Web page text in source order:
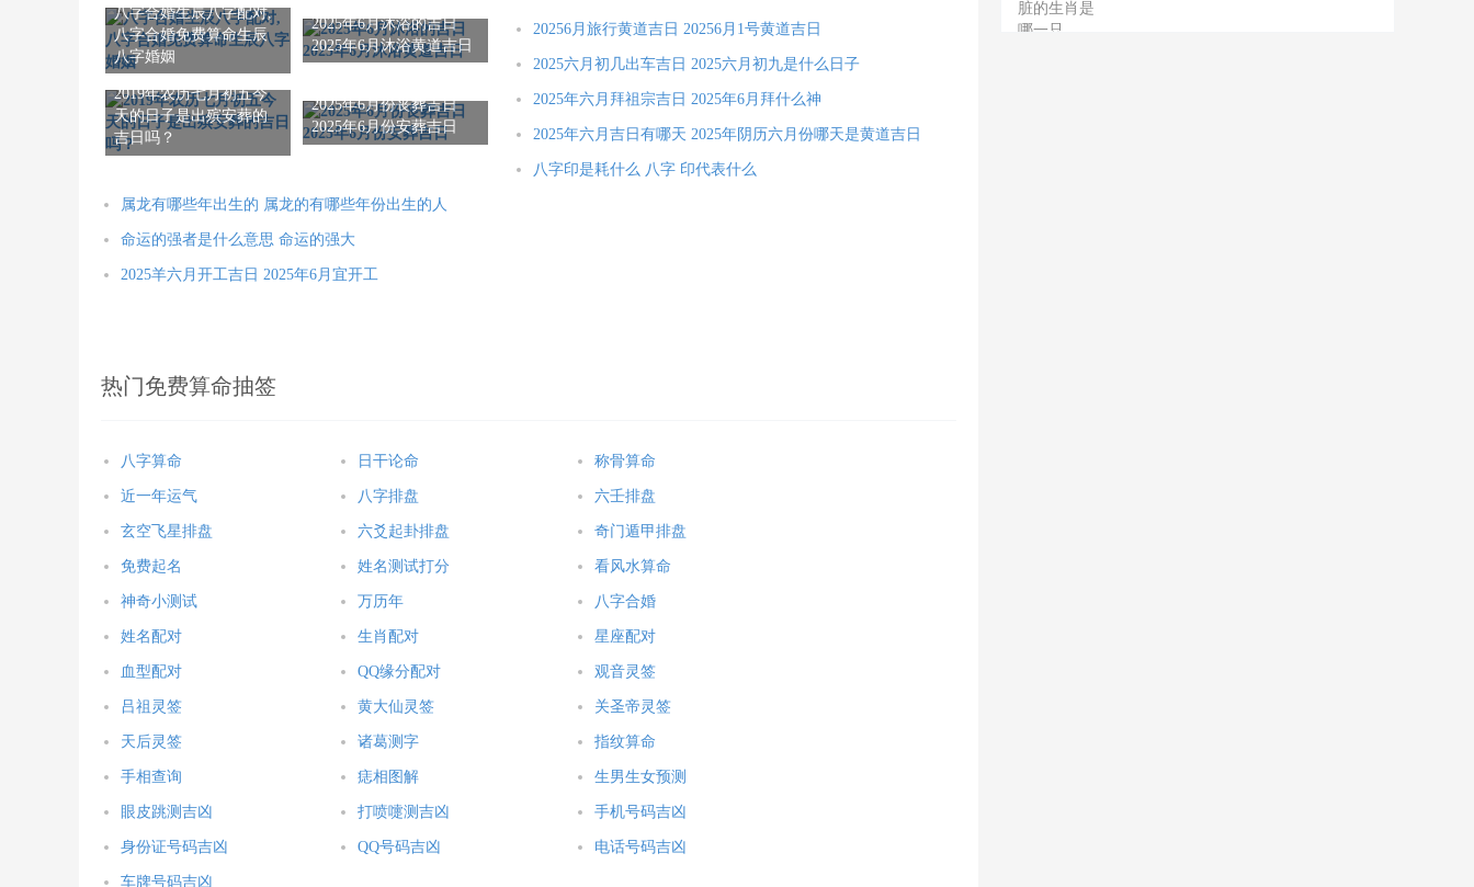
八字合婚生辰八字配对,
八字合婚免费算命生辰
八字婚姻
2025年6月沐浴的吉日
2025年6月沐浴黄道吉日
2019年农历七月初五今
天的日子是出殡安葬的
吉日吗？
2025年6月份丧葬吉日
2025年6月份安葬吉日
20256月旅行黄道吉日 20256月1号黄道吉日
2025六月初几出车吉日 2025六月初九是什么日子
2025年六月拜祖宗吉日 2025年6月拜什么神
2025年六月吉日有哪天 2025年阴历六月份哪天是黄道吉日
八字印是耗什么 八字 印代表什么
属龙有哪些年出生的 属龙的有哪些年份出生的人
命运的强者是什么意思 命运的强大
2025羊六月开工吉日 2025年6月宜开工
热门免费算命抽签
八字算命 日干论命 称骨算命
近一年运气 八字排盘 六壬排盘
玄空飞星排盘 六爻起卦排盘 奇门遁甲排盘
免费起名 姓名测试打分 看风水算命
神奇小测试 万历年 八字合婚
姓名配对 生肖配对 星座配对
血型配对 QQ缘分配对 观音灵签
吕祖灵签 黄大仙灵签 关圣帝灵签
天后灵签 诸葛测字 指纹算命
手相查询 痣相图解 生男生女预测
眼皮跳测吉凶 打喷嚏测吉凶 手机号码吉凶
身份证号码吉凶 QQ号码吉凶 电话号码吉凶
车牌号码吉凶